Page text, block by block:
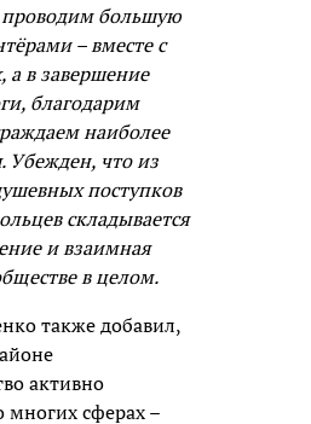
большую
– вместе с
в завершение
благодарим
наиболее
Убежден, что из
поступков
складывается
и взаимная
в целом.
также добавил,
активно
многих сферах –